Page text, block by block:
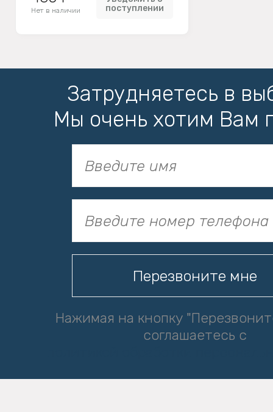
Нет в наличии
поступлении
Затрудняетесь в
Мы очень хотим Вам
Нажимая на кнопку
соглашаетесь с